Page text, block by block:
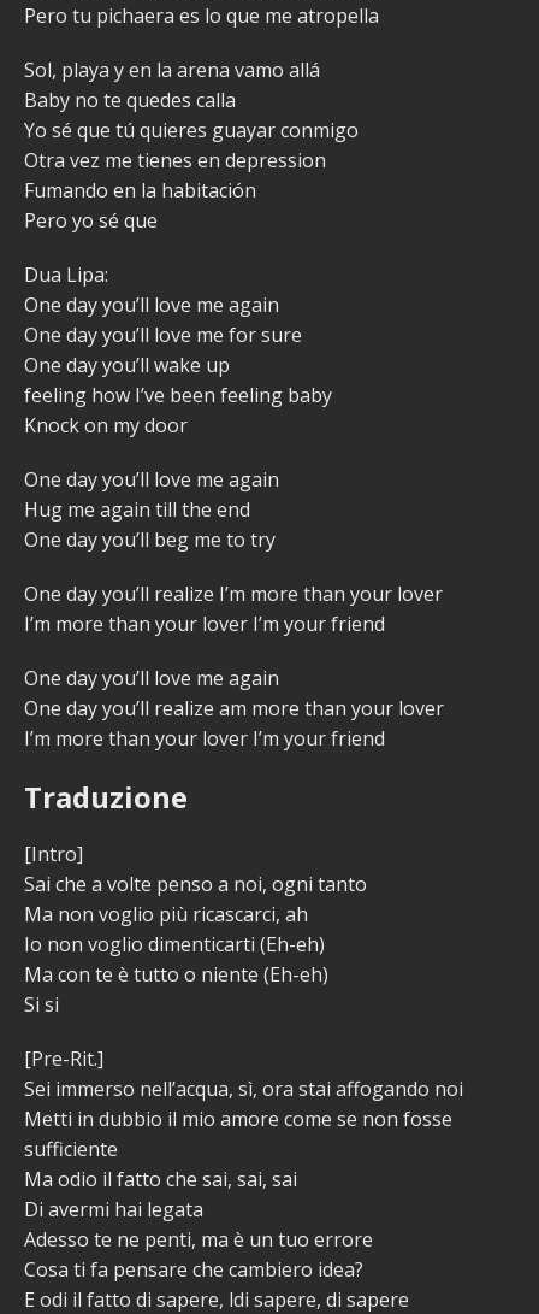
Pero tu pichaera es lo que me atropella
Sol, playa y en la arena vamo allá
Baby no te quedes calla
Yo sé que tú quieres guayar conmigo
Otra vez me tienes en depression
Fumando en la habitación
Pero yo sé que
Dua Lipa:
One day you’ll love me again
One day you’ll love me for sure
One day you’ll wake up
feeling how I’ve been feeling baby
Knock on my door
One day you’ll love me again
Hug me again till the end
One day you’ll beg me to try
One day you’ll realize I’m more than your lover
I’m more than your lover I’m your friend
One day you’ll love me again
One day you’ll realize am more than your lover
I’m more than your lover I’m your friend
Traduzione
[Intro]
Sai che a volte penso a noi, ogni tanto
Ma non voglio più ricascarci, ah
Io non voglio dimenticarti (Eh-eh)
Ma con te è tutto o niente (Eh-eh)
Si si
[Pre-Rit.]
Sei immerso nell’acqua, sì, ora stai affogando noi
Metti in dubbio il mio amore come se non fosse
sufficiente
Ma odio il fatto che sai, sai, sai
Di avermi hai legata
Adesso te ne penti, ma è un tuo errore
Cosa ti fa pensare che cambiero idea?
E odi il fatto di sapere, ldi sapere, di sapere